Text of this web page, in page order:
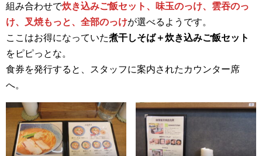
組み合わせで炊き込みご飯セット、味玉のっけ、雲吞のっ
け、叉焼もっと、全部のっけが選べるようです。
ここはお得になっていた煮干しそば＋炊き込みご飯セット
をピピっとな。
食券を発行すると、スタッフに案内されたカウンター席
へ。